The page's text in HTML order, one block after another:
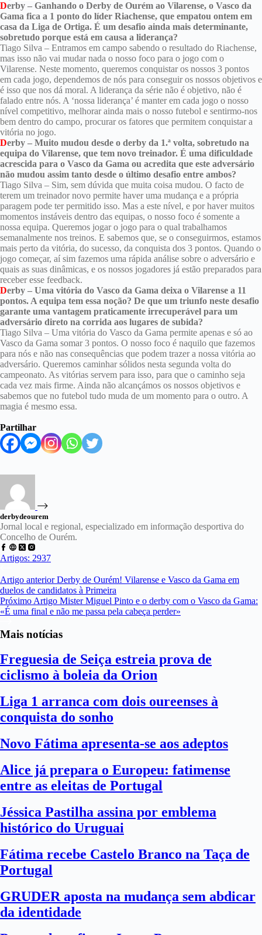
Derby – Ganhando o Derby de Ourém ao Vilarense, o Vasco da
Gama fica a 1 ponto do líder Riachense, que empatou ontem em
casa da Liga de Ortiga. É um desafio ainda mais determinante,
sobretudo porque está em causa a liderança?
Tiago Silva – Entramos em campo sabendo o resultado do Riachense,
mas isso não vai mudar nada o nosso foco para o jogo com o
Vilarense. Neste momento, queremos conquistar os nossos 3 pontos
em cada jogo, dependemos de nós para conseguir os nossos objetivos e
é isso que nos dá moral. A liderança da série não é objetivo, não é
falado entre nós. A ‘nossa liderança’ é manter em cada jogo o nosso
nível competitivo, melhorar ainda mais o nosso futebol e sentirmo-nos
bem dentro do campo, procurar os fatores que permitem conquistar a
vitória no jogo.
Derby – Muito mudou desde o derby da 1.ª volta, sobretudo na
equipa do Vilarense, que tem novo treinador. É uma dificuldade
acrescida para o Vasco da Gama ou acredita que este adversário
não mudou assim tanto desde o último desafio entre ambos?
Tiago Silva – Sim, sem dúvida que muita coisa mudou. O facto de
terem um treinador novo permite haver uma mudança e a própria
paragem pode ter permitido isso. Mas a este nível, e por haver muitos
momentos instáveis dentro das equipas, o nosso foco é somente a
nossa equipa. Queremos jogar o jogo para o qual trabalhamos
semanalmente nos treinos. E sabemos que, se o conseguirmos, estamos
mais perto da vitória, do sucesso, da conquista dos 3 pontos. Quando o
jogo começar, aí sim fazemos uma rápida análise sobre o adversário e
quais as suas dinâmicas, e os nossos jogadores já estão preparados para
receber esse feedback.
Derby – Uma vitória do Vasco da Gama deixa o Vilarense a 11
pontos. A equipa tem essa noção? De que um triunfo neste desafio
garante uma vantagem praticamente irrecuperável para um
adversário direto na corrida aos lugares de subida?
Tiago Silva – Uma vitória do Vasco da Gama permite apenas e só ao
Vasco da Gama somar 3 pontos. O nosso foco é naquilo que fazemos
para nós e não nas consequências que podem trazer a nossa vitória ao
adversário. Queremos caminhar sólidos nesta segunda volta do
campeonato. As vitórias servem para isso, para que o caminho seja
cada vez mais firme. Ainda não alcançámos os nossos objetivos e
sabemos que no futebol tudo muda de um momento para o outro. A
magia é mesmo essa.
Partilhar
derbydeourem
Jornal local e regional, especializado em informação desportiva do
Concelho de Ourém.
Artigos: 2937
Artigo anteriorDerby de Ourém! Vilarense e Vasco da Gama em
duelos de candidatos à Primeira
Próximo Artigo Mister Miguel Pinto e o derby com o Vasco da Gama:
«É uma final e não me passa pela cabeça perder»
Mais notícias
Freguesia de Seiça estreia prova de
ciclismo à boleia da Orion
Liga 1 arranca com dois oureenses à
conquista do sonho
Novo Fátima apresenta-se aos adeptos
Alice já prepara o Europeu: fatimense
entre as eleitas de Portugal
Jéssica Pastilha assina por emblema
histórico do Uruguai
Fátima recebe Castelo Branco na Taça de
Portugal
GRUDER aposta na mudança sem abdicar
da identidade